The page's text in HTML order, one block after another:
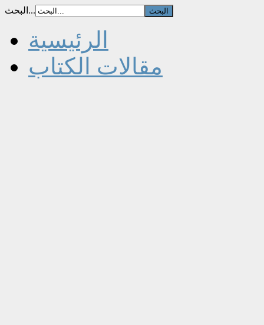
البحث...
الرئيسية
مقالات الكتاب